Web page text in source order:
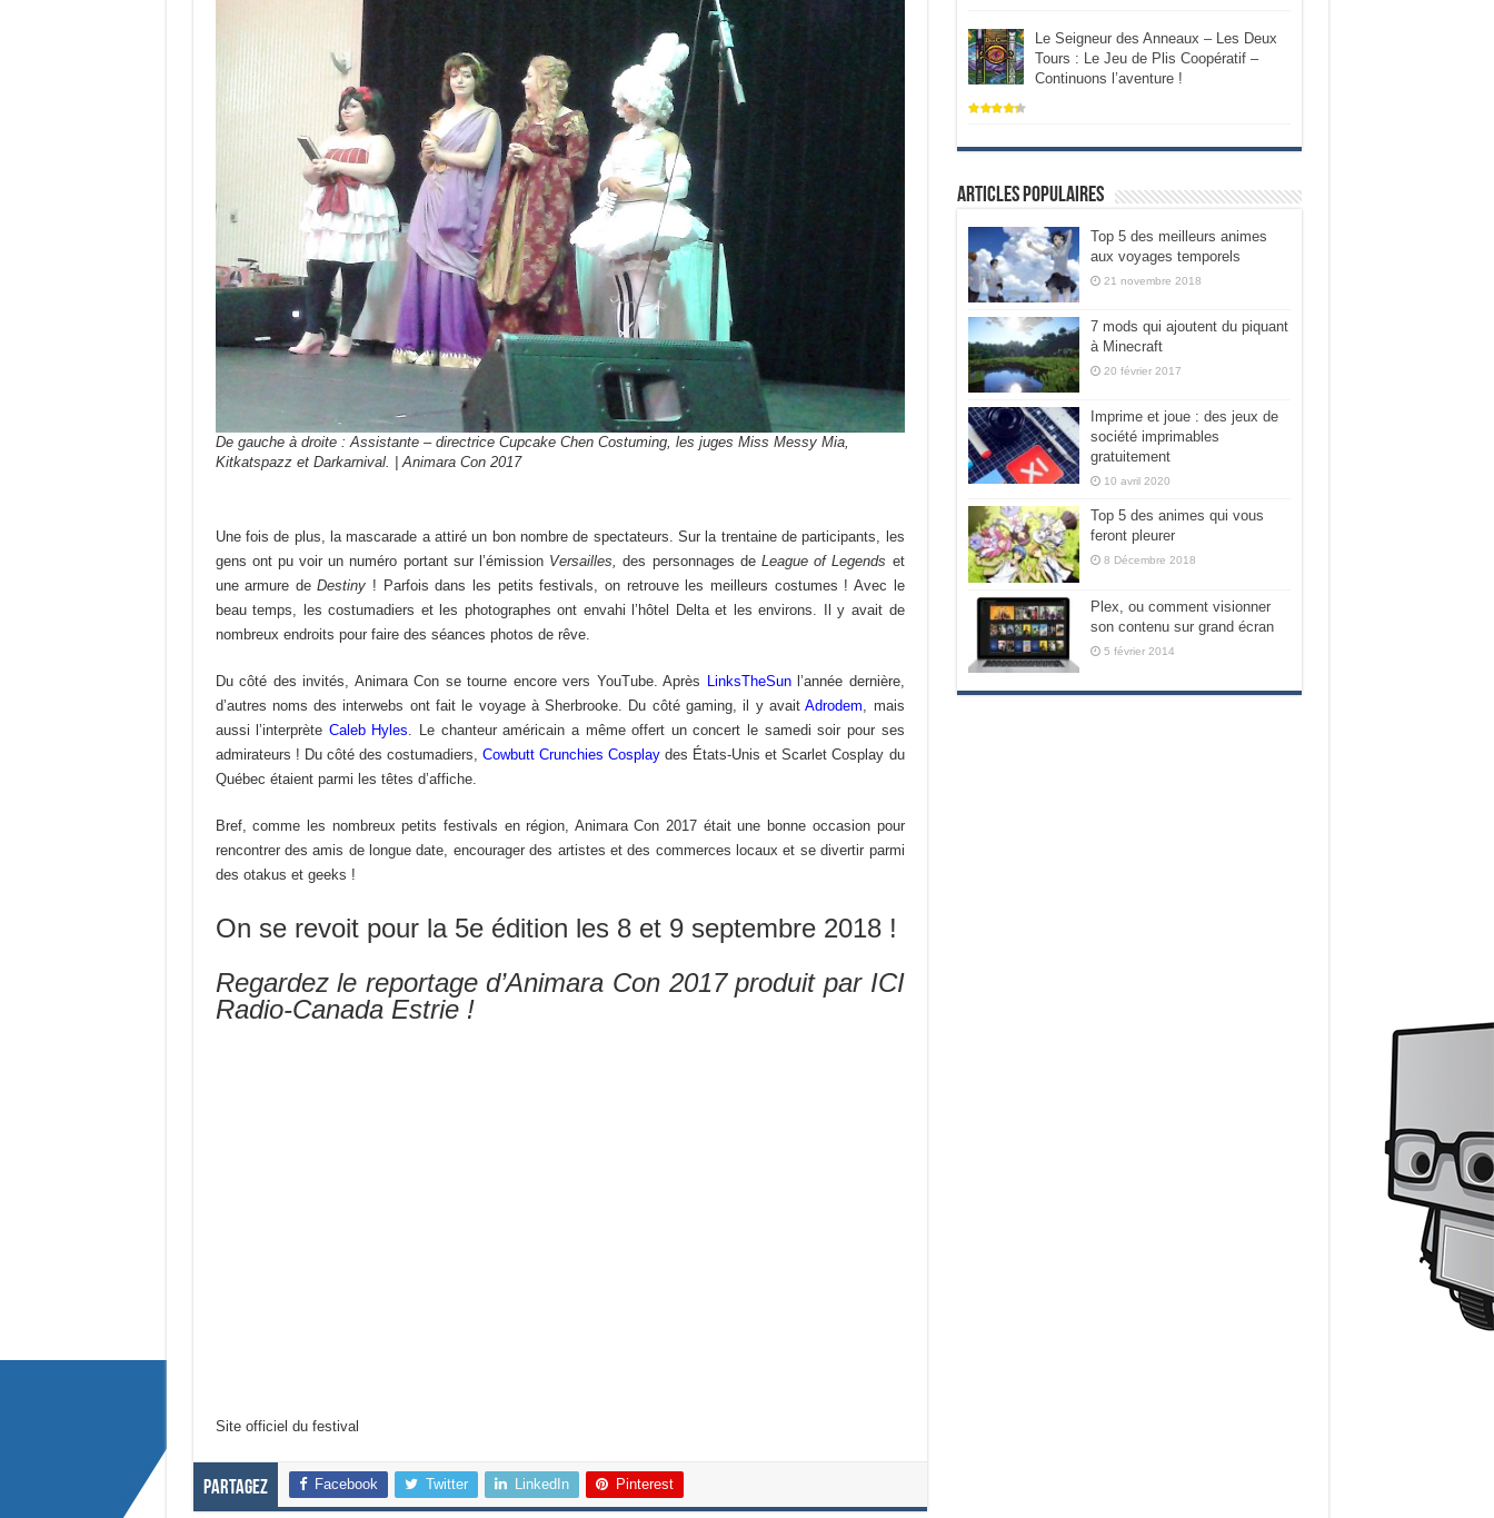
De gauche à droite : Assistante – directrice Cupcake Chen Costuming, les juges Miss Messy Mia,
Kitkatspazz et Darkarnival. | Animara Con 2017
Une fois de plus, la mascarade a attiré un bon nombre de spectateurs. Sur la trentaine de participants, les
gens ont pu voir un numéro portant sur l’émission Versailles,des personnages de League of Legends et
une armure deDestiny ! Parfois dans les petits festivals, on retrouve les meilleurs costumes ! Avec le
beau temps, les costumadiers et les photographes ont envahi l’hôtel Delta et les environs. Il y avait de
nombreux endroits pour faire des séances photos de rêve.
Du côté des invités, Animara Con se tourne encore vers YouTube. Après LinksTheSunl’année dernière,
d’autres noms des interwebs ont fait le voyage à Sherbrooke. Du côté gaming, il y avaitAdrodem , mais
aussi l’interprète Caleb Hyles . Le chanteur américain a même offert un concert le samedi soir pour ses
admirateurs ! Du côté des costumadiers, Cowbutt Crunchies Cosplay des États-Unis et Scarlet Cosplay du
Québec étaient parmi les têtes d’affiche.
Bref, comme les nombreux petits festivals en région, Animara Con 2017 était une bonne occasion pour
rencontrer des amis de longue date, encourager des artistes et des commerces locaux et se divertir parmi
des otakus et geeks !
On se revoit pour la 5e édition les 8 et 9 septembre 2018 !
Regardez le reportage d’Animara Con 2017 produit par ICI
Radio-Canada Estrie !
Site officiel du festival
Partagez Facebook Twitter LinkedIn Pinterest
Le Seigneur des Anneaux – Les Deux
Tours : Le Jeu de Plis Coopératif –
Continuons l’aventure !
Articles populaires
Top 5 des meilleurs animes
aux voyages temporels
21 novembre 2018
7 mods qui ajoutent du piquant
à Minecraft
20 février 2017
Imprime et joue : des jeux de
société imprimables
gratuitement
10 avril 2020
Top 5 des animes qui vous
feront pleurer
8 Décembre 2018
Plex, ou comment visionner
son contenu sur grand écran
5 février 2014